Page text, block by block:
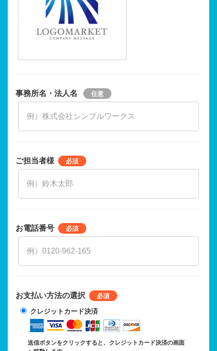
事務所名・法人名
ご担当者様
お電話番号
お支払い方法の選択
クレジットカード決済
送信ボタンをクリックすると、クレジットカード決済の画面